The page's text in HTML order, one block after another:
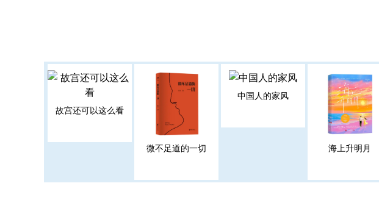
故宫还可以这么看
微不足道的一切
中国人的家风
海上升明月